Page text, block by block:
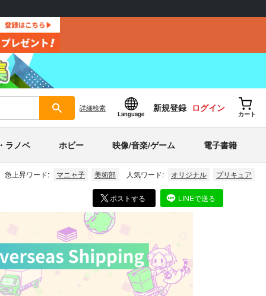
詳細検索
Language
新規登録 ログイン
カート
ラノベ ホビー 映像/音楽/ゲーム 電子書籍
急上昇ワード: マニャ子 美術部 人気ワード: オリジナル プリキュア
ポストする LINEで送る